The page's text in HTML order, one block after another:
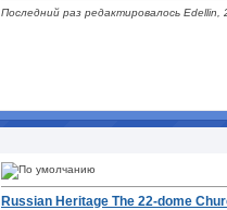
Последний раз редактировалось Edellin,
Russian Heritage The 22-dome